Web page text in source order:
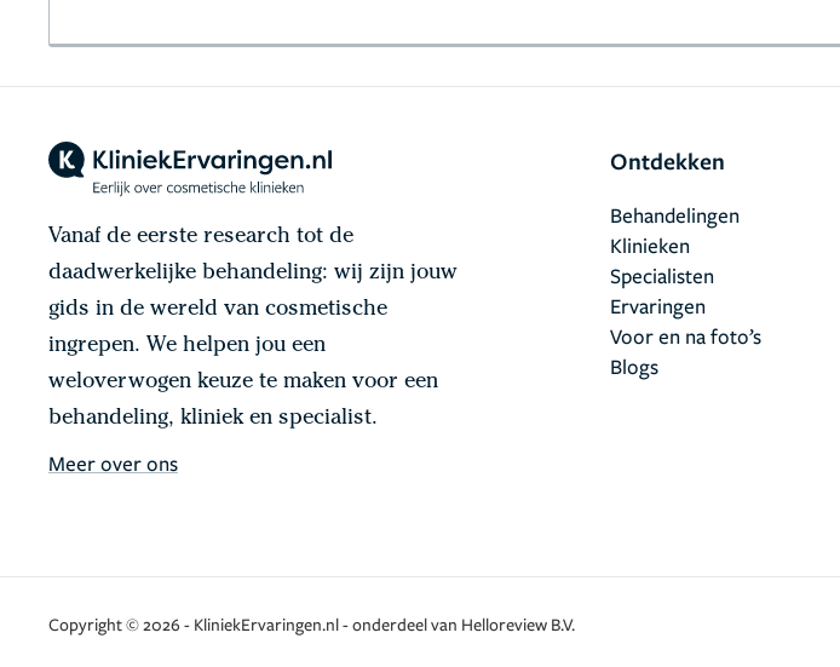
Vanaf de eerste research tot de
daadwerkelijke behandeling: wij zijn jouw
gids in de wereld van cosmetische
ingrepen. We helpen jou een
weloverwogen keuze te maken voor een
behandeling, kliniek en specialist.
Meer over ons
Ontdekken
Behandelingen
Klinieken
Specialisten
Ervaringen
Voor en na foto’s
Blogs
Copyright © 2026 - KliniekErvaringen.nl - onderdeel van Helloreview B.V.